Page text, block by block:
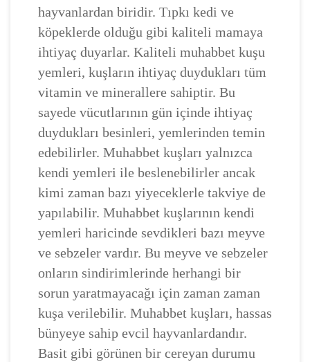
hayvanlardan biridir. Tıpkı kedi ve
köpeklerde olduğu gibi kaliteli mamaya
ihtiyaç duyarlar. Kaliteli muhabbet kuşu
yemleri, kuşların ihtiyaç duydukları tüm
vitamin ve minerallere sahiptir. Bu
sayede vücutlarının gün içinde ihtiyaç
duydukları besinleri, yemlerinden temin
edebilirler. Muhabbet kuşları yalnızca
kendi yemleri ile beslenebilirler ancak
kimi zaman bazı yiyeceklerle takviye de
yapılabilir. Muhabbet kuşlarının kendi
yemleri haricinde sevdikleri bazı meyve
ve sebzeler vardır. Bu meyve ve sebzeler
onların sindirimlerinde herhangi bir
sorun yaratmayacağı için zaman zaman
kuşa verilebilir. Muhabbet kuşları, hassas
bünyeye sahip evcil hayvanlardandır.
Basit gibi görünen bir cereyan durumu